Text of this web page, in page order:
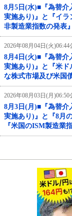
8月5日(水)■『為替介
実施あり)』と『イ
非製造業指数の発表
2026年08月04日(火)06:44
8月4日(火)■『為替介
実施あり)』と『米
な株式市場及び米国
2026年08月03日(月)06:50
8月3日(月)■『為替介
実施あり)』と『8月
『米国のISM製造業